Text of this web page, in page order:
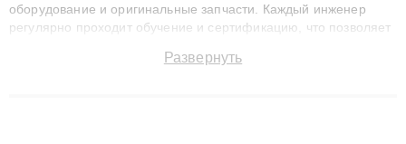
оборудование и оригинальные запчасти. Каждый инженер
регулярно проходит обучение и сертификацию, что позволяет
технику с сохранением гарантии до 3 лет. Наши мастера
Развернуть